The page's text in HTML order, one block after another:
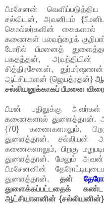
பீமசேனன்
சல்லியன், அவனிடம்
கொல்லர்களின் கைகளால்
கணைகள் பலவற்றைக்
போரில் பீமனைத்
பகதத்தன், அவந்தியின்
சித்திரசேனன்,
ஆட்சியாளன் {ஜெயத்ரதன்}
சல்லியனுக்காகப் பீமனை
பீமன் பதிலுக்கு
கணைகளால் துளைத்தான்.
{70} கணைகளாலும்,
துளைத்தான். சல்லியன்
கணைகளாலும், பிறகு
துளைத்தான். மேலும்
பீமசேனனின்
துளைத்தான். தன்
துளைக்கப்பட்டதைக்
ஆட்சியாளனின் {சல்லியனின்}